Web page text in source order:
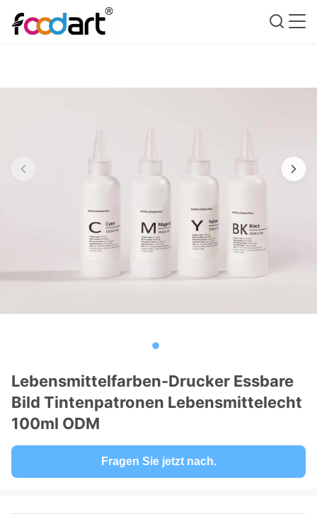
Lebensmittelfarben-Drucker Essbare
Bild Tintenpatronen Lebensmittelecht
100ml ODM
Fragen Sie jetzt nach.